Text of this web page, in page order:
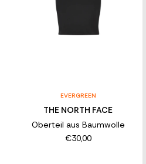
EVERGREEN
THE NORTH FACE
Oberteil aus Baumwolle
€30,00